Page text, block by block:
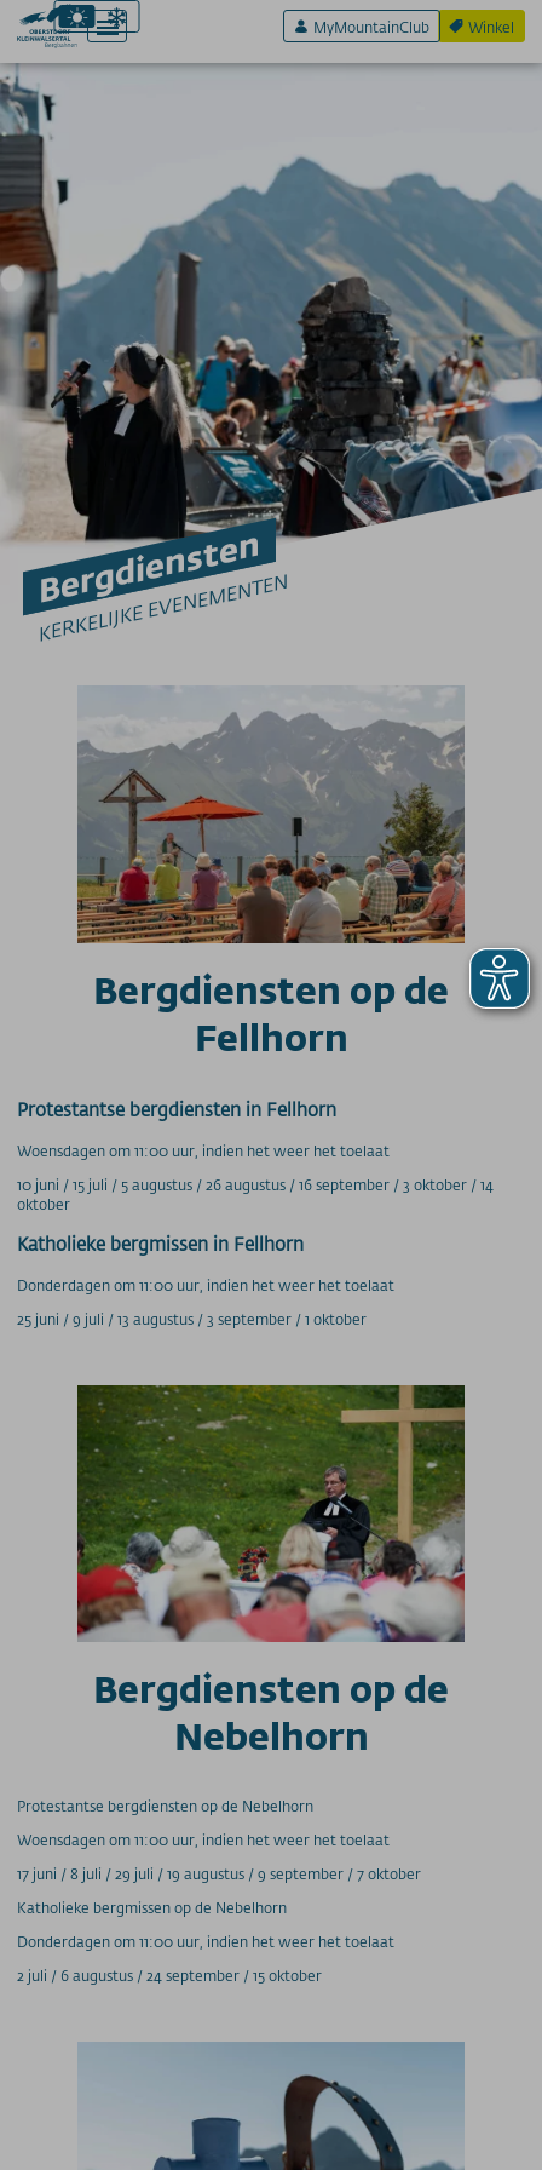
Winkel
MyMountainClub
Beleef & Plezier
Plezier en zintuigen
NATUURLIEFHEBBERS
GASTRONOMIE
Restaurants in Fellhorn
Restaurants op Heuberg
Restaurants bij Ifen
Restaurants bij de Nebelhorn
Restaurants bij Söllereck
Restaurants op de Walmendingerhorn
Restaurants bij de Kanzelwand
EVENEMENTEN
Evenementenkalender
Conferenties en vieringen
Trouwen
UITZICHT OP DE BERGEN
Fellhorn 2037m
BLOEMENKALENDER
Tarieven
bergbanen
SOS / Notfallnummern
Bergdiensten
KERKELIJKE EVENEMENTEN
Bergdiensten op de
Fellhorn
Protestantse bergdiensten in Fellhorn
Woensdagen om 11:00 uur, indien het weer het toelaat
10 juni / 15 juli / 5 augustus / 26 augustus / 16 september / 3 oktober / 14
oktober
Katholieke bergmissen in Fellhorn
Donderdagen om 11:00 uur, indien het weer het toelaat
25 juni / 9 juli / 13 augustus / 3 september / 1 oktober
Bergdiensten op de
Nebelhorn
Protestantse bergdiensten op de Nebelhorn
Woensdagen om 11:00 uur, indien het weer het toelaat
17 juni / 8 juli / 29 juli / 19 augustus / 9 september / 7 oktober
Katholieke bergmissen op de Nebelhorn
Donderdagen om 11:00 uur, indien het weer het toelaat
2 juli / 6 augustus / 24 september / 15 oktober